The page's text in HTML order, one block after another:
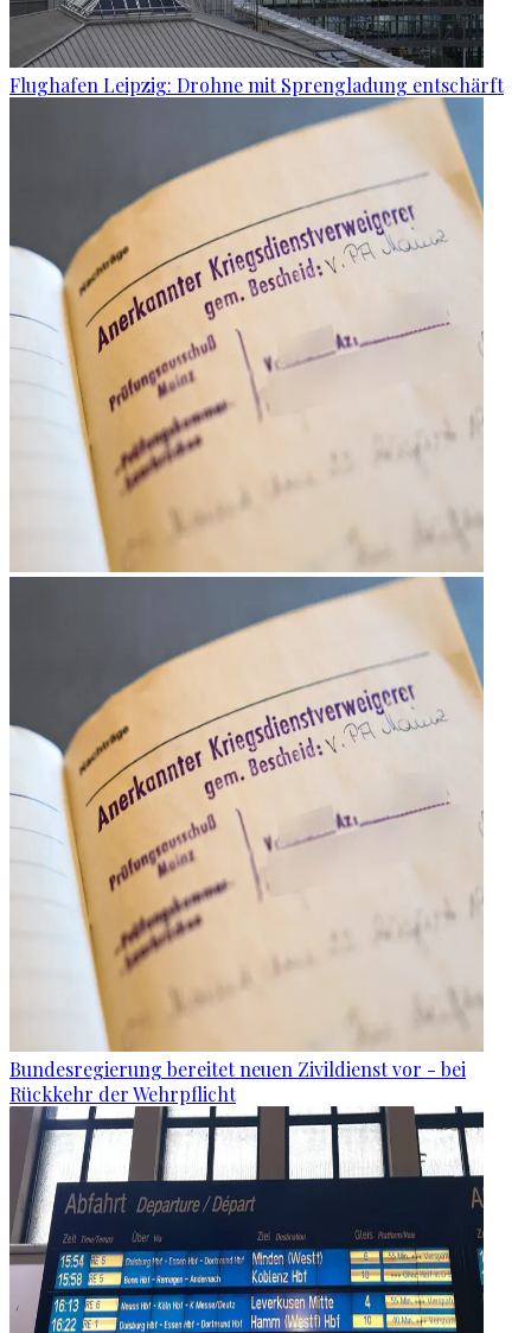
Flughafen Leipzig: Drohne mit Sprengladung entschärft
Bundesregierung bereitet neuen Zivildienst vor - bei
Rückkehr der Wehrpflicht